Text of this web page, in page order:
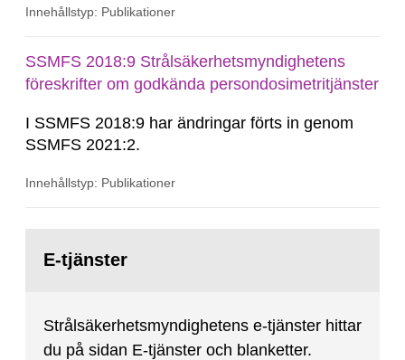
Innehållstyp: Publikationer
SSMFS 2018:9 Strålsäkerhetsmyndighetens
föreskrifter om godkända persondosimetritjänster
I SSMFS 2018:9 har ändringar förts in genom
SSMFS 2021:2.
Innehållstyp: Publikationer
sida:E-tjänster
Strålsäkerhetsmyndighetens e-tjänster hittar
du på sidan E-tjänster och blanketter.